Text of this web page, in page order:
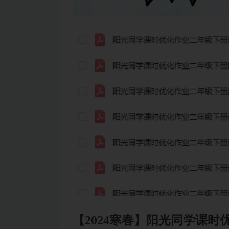
【2024寒春】阳光同学课时